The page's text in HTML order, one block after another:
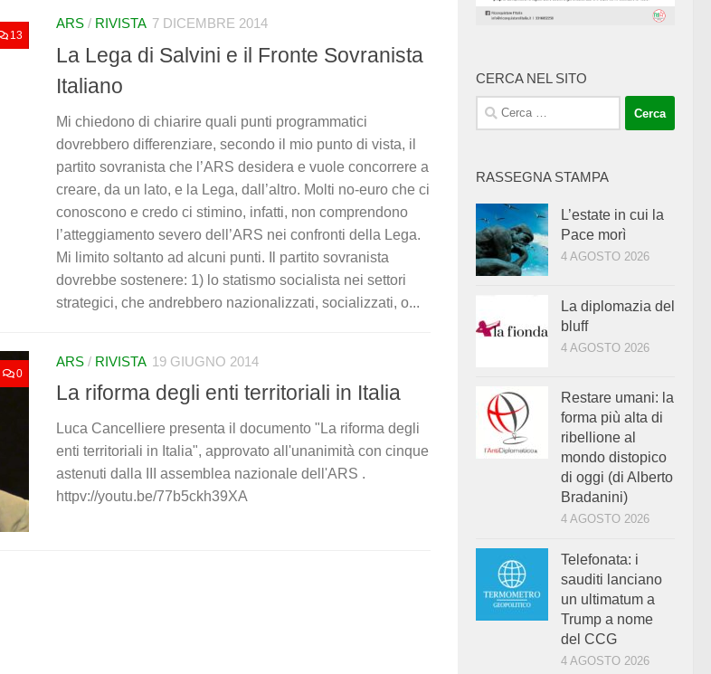
13
ARS / RIVISTA 7 DICEMBRE 2014
La Lega di Salvini e il Fronte Sovranista
Italiano
Mi chiedono di chiarire quali punti programmatici
dovrebbero differenziare, secondo il mio punto di vista, il
partito sovranista che l’ARS desidera e vuole concorrere a
creare, da un lato, e la Lega, dall’altro. Molti no-euro che ci
conoscono e credo ci stimino, infatti, non comprendono
l’atteggiamento severo dell’ARS nei confronti della Lega.
Mi limito soltanto ad alcuni punti. Il partito sovranista
dovrebbe sostenere: 1) lo statismo socialista nei settori
strategici, che andrebbero nazionalizzati, socializzati, o...
0
ARS / RIVISTA 19 GIUGNO 2014
La riforma degli enti territoriali in Italia
Luca Cancelliere presenta il documento "La riforma degli
enti territoriali in Italia", approvato all'unanimità con cinque
astenuti dalla III assemblea nazionale dell'ARS .
httpv://youtu.be/77b5ckh39XA
CERCA NEL SITO
Ricerca
per:
RASSEGNA STAMPA
L’estate in cui la
Pace morì
4 AGOSTO 2026
La diplomazia del
bluff
4 AGOSTO 2026
Restare umani: la
forma più alta di
ribellione al
mondo distopico
di oggi (di Alberto
Bradanini)
4 AGOSTO 2026
Telefonata: i
sauditi lanciano
un ultimatum a
Trump a nome
del CCG
4 AGOSTO 2026